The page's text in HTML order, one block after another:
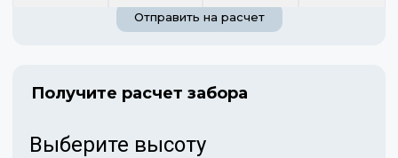
Отправить на расчет
Получите расчет забора
Выберите высоту